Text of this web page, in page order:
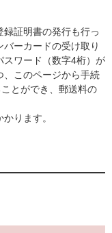
証明書の発行も行っ
ーカードの受け取り
スワード（数字4桁）が
、このページから手続
とができ、郵送料の
ります。